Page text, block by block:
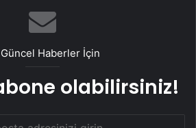
Haberler İçin
olabilirsiniz!